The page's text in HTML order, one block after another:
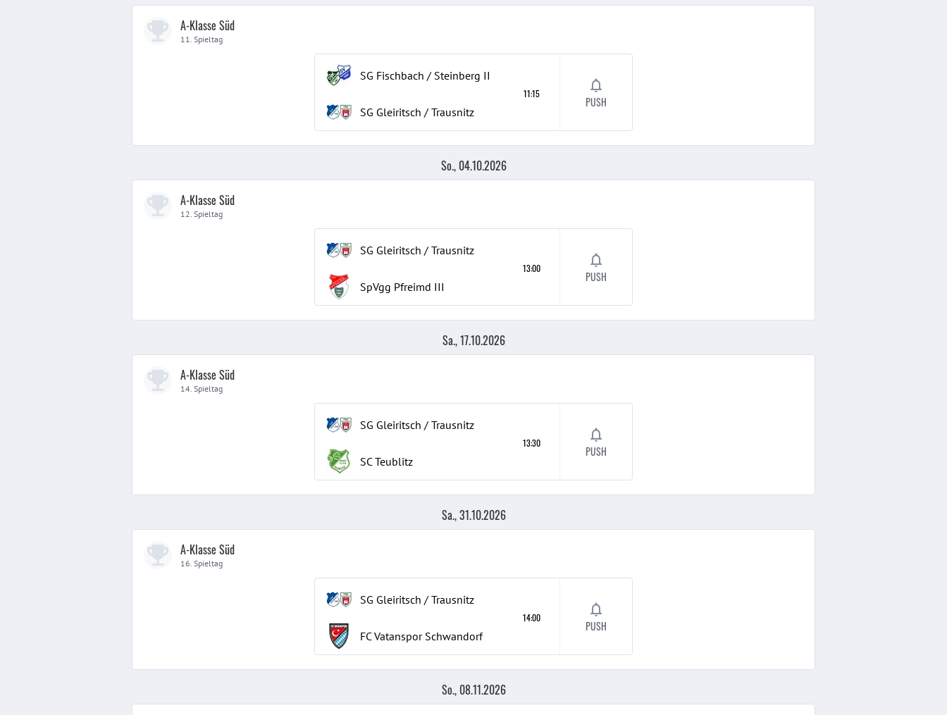
A-Klasse Süd
11. Spieltag
SG Fischbach / Steinberg II
SG Gleiritsch / Trausnitz
11:15
PUSH
So., 04.10.2026
A-Klasse Süd
12. Spieltag
SG Gleiritsch / Trausnitz
SpVgg Pfreimd III
13:00
PUSH
Sa., 17.10.2026
A-Klasse Süd
14. Spieltag
SG Gleiritsch / Trausnitz
SC Teublitz
13:30
PUSH
Sa., 31.10.2026
A-Klasse Süd
16. Spieltag
SG Gleiritsch / Trausnitz
FC Vatanspor Schwandorf
14:00
PUSH
So., 08.11.2026